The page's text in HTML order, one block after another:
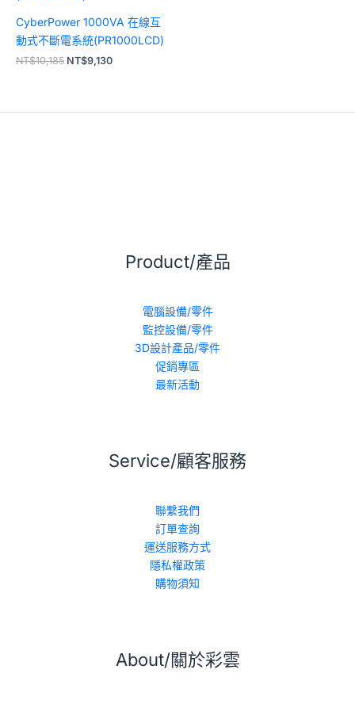
CyberPower 1000VA 在線互
動式不斷電系統(PR1000LCD)
NT$10,185 NT$9,130
Product/產品
電腦設備/零件
監控設備/零件
3D設計產品/零件
促銷專區
最新活動
Service/顧客服務
聯繫我們
訂單查詢
運送服務方式
隱私權政策
購物須知
About/關於彩雲